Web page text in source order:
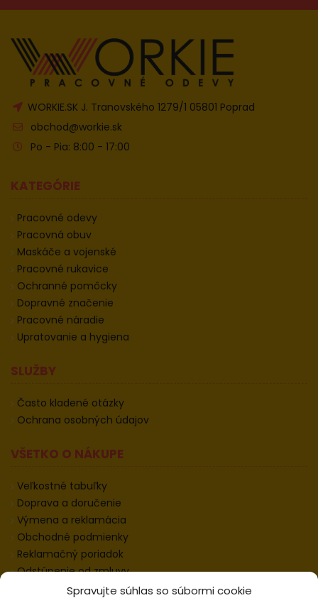
Spravujte súhlas so súbormi cookie
WORKIE.SK J. Tranovského 1279/1 05801 Poprad
obchod@workie.sk
Po - Pia: 8:00 - 17:00
KATEGÓRIE
Pracovné odevy
Pracovná obuv
Maskáče a vojenské
Pracovné rukavice
Ochranné pomôcky
Dopravné značenie
Pracovné náradie
Upratovanie a hygiena
SLUŽBY
Často kladené otázky
Ochrana osobných údajov
VŠETKO O NÁKUPE
Veľkostné tabuľky
Doprava a doručenie
Výmena a reklamácia
Obchodné podmienky
Reklamačný poriadok
Odstúpenie od zmluvy
Informácie k odstúpeniu